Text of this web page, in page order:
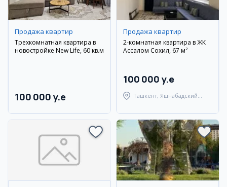
Продажа квартир
Трехкомнатная квартира в
новостройке New Life, 60 кв.м
100 000 y.e
Продажа квартир
2-комнатная квартира в ЖК
Ассалом Сохил, 67 м²
100 000 y.e
Ташкент, Яшнабадский